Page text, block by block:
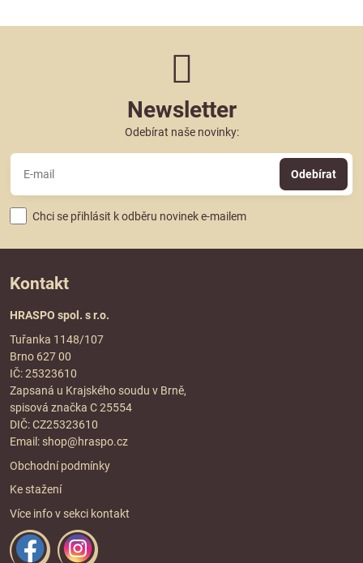
Newsletter
Odebírat naše novinky:
Odebírat
Chci se přihlásit k odběru novinek e-mailem
Kontakt
HRASPO spol. s r.o.
Tuřanka 1148/107
Brno 627 00
IČ: 25323610
Zapsaná u Krajského soudu v Brně,
spisová značka C 25554
DIČ: CZ25323610
Email: shop@hraspo.cz
Obchodní podmínky
Ke stažení
Více info v sekci kontakt